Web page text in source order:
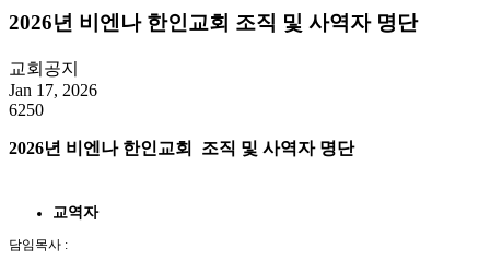
2026년 비엔나 한인교회 조직 및 사역자 명단
교회공지
Jan 17, 2026
6250
2026년 비엔나 한인교회 조직 및 사역자 명단
교역자
담임목사 :